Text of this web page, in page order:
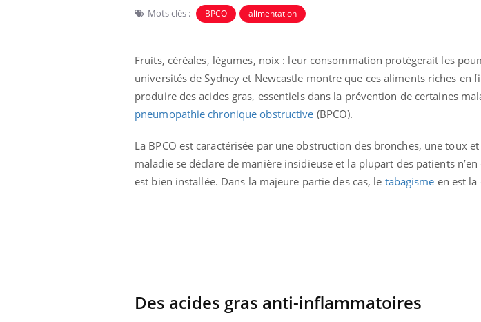
Mots clés : BPCO alimentation
Fruits, céréales, légumes, noix : leur consommation protègerait les
universités de Sydney et Newcastle montre que ces aliments riches en
produire des acides gras, essentiels dans la prévention de certaines
pneumopathie chronique obstructive (BPCO).
La BPCO est caractérisée par une obstruction des bronches, une toux
maladie se déclare de manière insidieuse et la plupart des patients
est bien installée. Dans la majeure partie des cas, le tabagisme en est la
Des acides gras anti-inflammatoires
Mordue par un
barracuda, une petite fille
secourue grâce à un
réflexe essentiel
Légionellose en Suisse :
contamination ?
Allergies alimentaires :
Comment gérer le
sommeil des enfants
vacances ?
bientôt faire
TDAH : quel est ce